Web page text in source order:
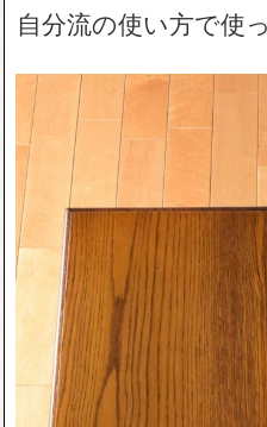
自分流の使い方で使